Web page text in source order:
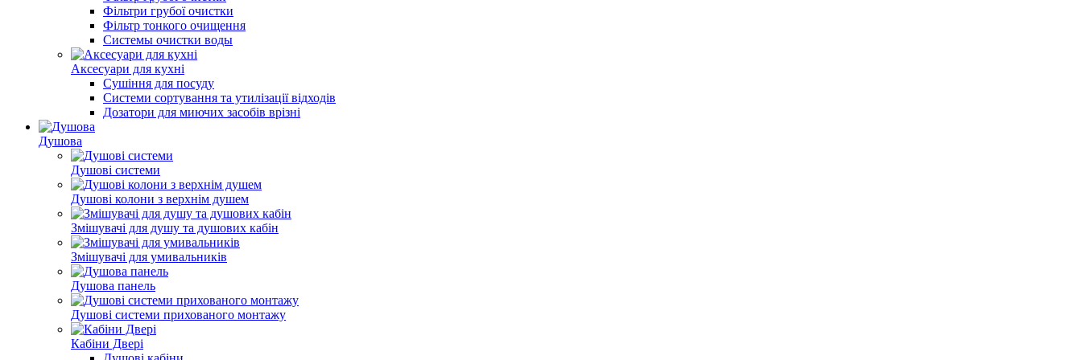
Фільтри грубої очистки
Фільтр тонкого очищення
Системы очистки воды
Аксесуари для кухні
Сушіння для посуду
Системи сортування та утилізації відходів
Дозатори для миючих засобів врізні
Душова
Душові системи
Душові колони з верхнім душем
Змішувачі для душу та душових кабін
Змішувачі для умивальників
Душова панель
Душові системи прихованого монтажу
Кабіни Двері